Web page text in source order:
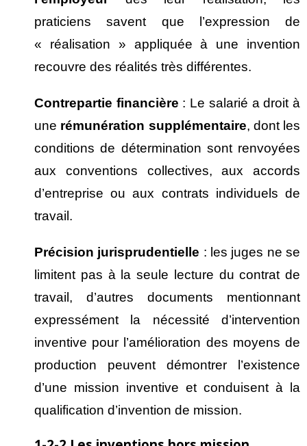
praticiens savent que l’expression de
« réalisation » appliquée à une invention
recouvre des réalités très différentes.
Contrepartie financière : Le salarié a droit à
une rémunération suppl émentaire, dont les
conditions de détermination sont renvoyées
aux conventions collectives, aux accords
d’entreprise ou aux contrats individuels de
travail.
Précision jurisprudentielle : les juges ne se
limitent pas à la seule lecture du contrat de
travail, d’autres documents mentionnant
expressément la nécessité d’intervention
inventive pour l’amélioration des moyens de
production peuvent démontrer l’existence
d’une mission inventive et conduisent à la
qualification d’invention de mission.